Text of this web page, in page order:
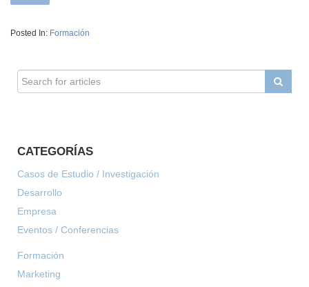
Posted In: Formación
CATEGORÍAS
Casos de Estudio / Investigación
Desarrollo
Empresa
Eventos / Conferencias
Formación
Marketing